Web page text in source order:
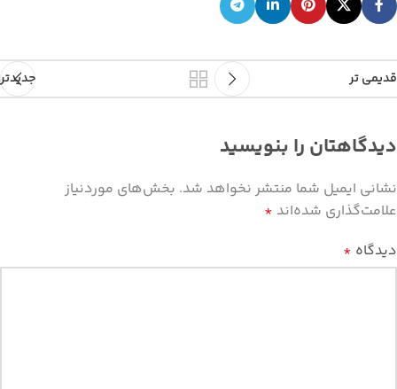
جدیدتر قدیمی تر
دیدگاهتان را بنویسید
نشانی ایمیل شما منتشر نخواهد شد. بخش‌های موردنیاز
علامت‌گذاری شده‌اند *
دیدگاه *